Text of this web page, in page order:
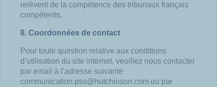
relèvent de la compétence des tribunaux français
compétents.
8. Coordonnées de contact
Pour toute question relative aux conditions
d’utilisation du site internet, veuillez nous contacter
par email à l’adresse suivante
communication.pss@hutchinson.com ou par